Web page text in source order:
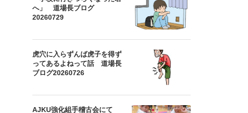
へ」 道場長ブログ
20260729
虎穴に入らずんば虎子を得ず
ってあるよねって話 道場長
ブログ20260726
AJKU強化組手稽古会にて